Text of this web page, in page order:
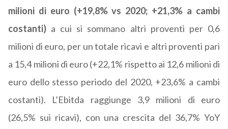
milioni di euro (+19,8% vs 2020; +21,3% a cambi
costanti)a cui si sommano altri proventi per 0,6
milioni di euro, per un totale ricavi e altri proventi pari
a 15,4 milioni di euro (+22,1% rispetto ai 12,6 milioni di
euro dello stesso periodo del 2020, +23,6% a cambi
costanti). L’Ebitda raggiunge 3,9 milioni di euro
(26,5% sui ricavi), con una crescita del 36,7% YoY